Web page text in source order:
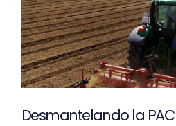
Desmantelando la PAC